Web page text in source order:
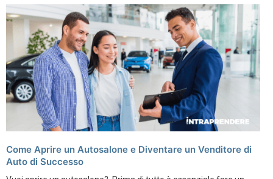
Come Aprire un Autosalone e Diventare un Venditore di
Auto di Successo